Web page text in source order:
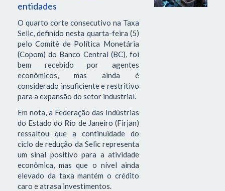
entidades
O quarto corte consecutivo na Taxa
Selic, definido nesta quarta-feira (5)
pelo Comitê de Política Monetária
(Copom) do Banco Central (BC), foi
bem recebido por agentes
econômicos, mas ainda é
considerado insuficiente e restritivo
para a expansão do setor industrial.
Em nota, a Federação das Indústrias
do Estado do Rio de Janeiro (Firjan)
ressaltou que a continuidade do
ciclo de redução da Selic representa
um sinal positivo para a atividade
econômica, mas que o nível ainda
elevado da taxa mantém o crédito
caro e atrasa investimentos.